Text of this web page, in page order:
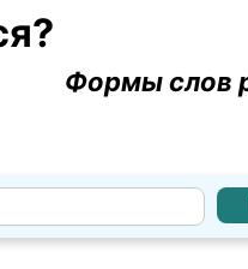
Формы слов